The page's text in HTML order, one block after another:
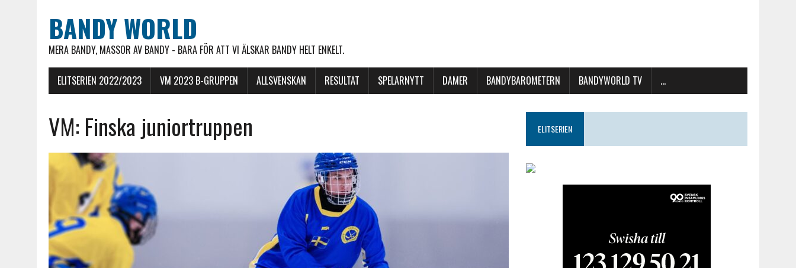
BANDY WORLD
MERA BANDY, MASSOR AV BANDY - BARA FÖR ATT VI ÄLSKAR BANDY HELT ENKELT.
ELITSERIEN 2022/2023 VM 2023 B-GRUPPEN ALLSVENSKAN RESULTAT SPELARNYTT DAMER BANDYBAROMETERN BANDYWORLD TV …
VM: Finska juniortruppen ELITSERIEN